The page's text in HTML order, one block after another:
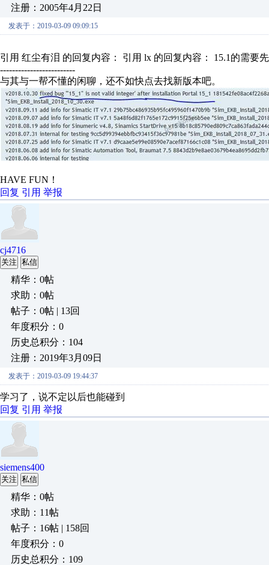
注册：2005年4月22日
发表于：2019-03-09 09:09:15
引用 红尘有泪 的回复内容： 引用 lx 的回复内容： 15.1的需要
-------------------------
与其与一帮不懂的闲聊，还不如快点去找新版本吧。
HAVE FUN！
回复 引用 举报
cj4716
关注 私信
精华：0帖
求助：0帖
帖子：0帖 | 13回
年度积分：0
历史总积分：104
注册：2019年3月09日
发表于：2019-03-09 19:44:37
学习了，说不定以后也能碰到
回复 引用 举报
siemens400
关注 私信
精华：0帖
求助：11帖
帖子：16帖 | 158回
年度积分：0
历史总积分：109